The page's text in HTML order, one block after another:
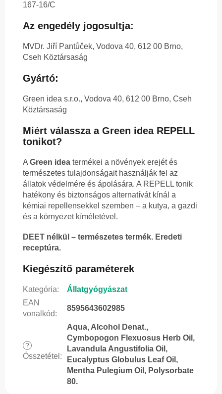
167-16/C
Az engedély jogosultja:
MVDr. Jiří Pantůček, Vodova 40, 612 00 Brno,
Cseh Köztársaság
Gyártó:
Green idea s.r.o., Vodova 40, 612 00 Brno, Cseh
Köztársaság
Miért válassza a Green idea REPELL
tonikot?
A Green idea termékei a növények erejét és
természetes tulajdonságait használják fel az
állatok védelmére és ápolására. A REPELL tonik
hatékony és biztonságos alternatívát kínál a
kémiai repellensekkel szemben – a kutya, a gazdi
és a környezet kíméletével.
DEET nélkül – természetes termék. Eredeti
receptúra.
Kiegészítő paraméterek
Kategória:
Állatgyógyászat
EAN
vonalkód:
8595643602985
?
Összetétel :
Aqua, Alcohol Denat.,
Cymbopogon Flexuosus Herb Oil,
Lavandula Angustifolia Oil,
Eucalyptus Globulus Leaf Oil,
Mentha Pulegium Oil, Polysorbate
80.